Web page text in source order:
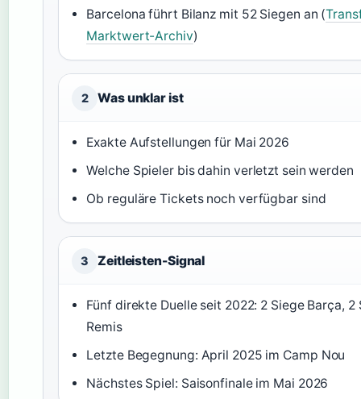
Barcelona führt Bilanz mit 52 Siegen an (
Marktwert-Archiv)
2 Was unklar ist
Exakte Aufstellungen für Mai 2026
Welche Spieler bis dahin verletzt sein werden
Ob reguläre Tickets noch verfügbar sind
3 Zeitleisten-Signal
Fünf direkte Duelle seit 2022: 2 Siege Barça, 2
Remis
Letzte Begegnung: April 2025 im Camp Nou
Nächstes Spiel: Saisonfinale im Mai 2026